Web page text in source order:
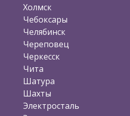
Холмск
Чебоксары
Челябинск
Череповец
Черкесск
Чита
Шатура
Шахты
Электросталь